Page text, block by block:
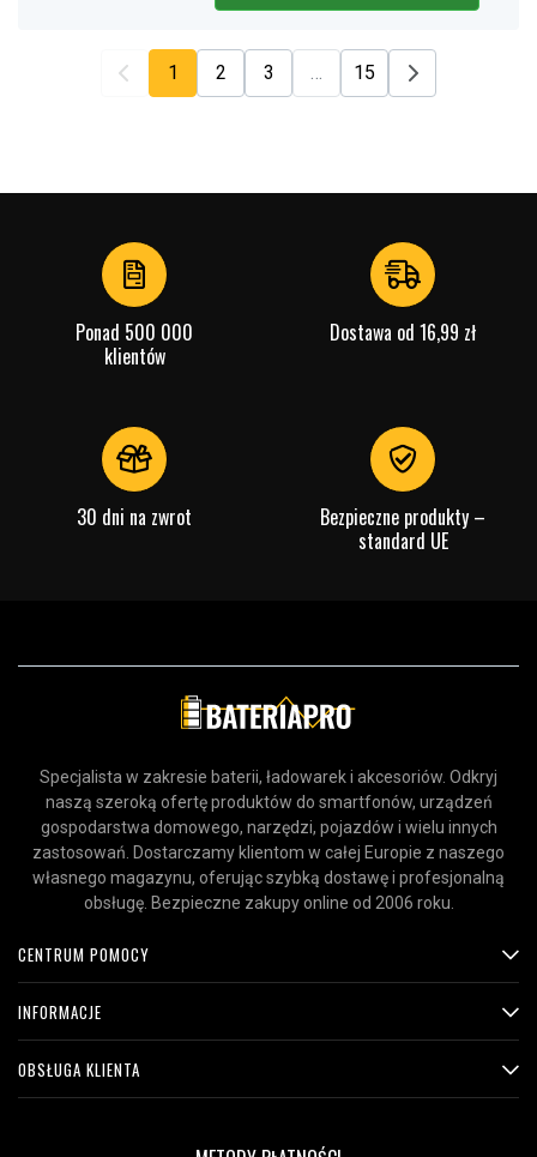
1 2 3 … 15
Ponad 500 000
klientów
Dostawa od 16,99 zł
30 dni na zwrot
Bezpieczne produkty –
standard UE
Specjalista w zakresie baterii, ładowarek i akcesoriów. Odkryj
naszą szeroką ofertę produktów do smartfonów, urządzeń
gospodarstwa domowego, narzędzi, pojazdów i wielu innych
zastosowań. Dostarczamy klientom w całej Europie z naszego
własnego magazynu, oferując szybką dostawę i profesjonalną
obsługę. Bezpieczne zakupy online od 2006 roku.
CENTRUM POMOCY
INFORMACJE
OBSŁUGA KLIENTA